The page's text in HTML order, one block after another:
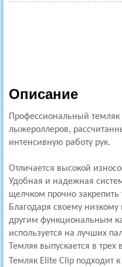
Описание
Профессиональный
лыжероллеров,
интенсивную работу рук.
Отличается высокой
Удобная и надежная
щелчком прочно закрепить
Благодаря своему
другим функциональным
используется на лучших
Темляк выпускается в
Темляк Elite Clip подходит к